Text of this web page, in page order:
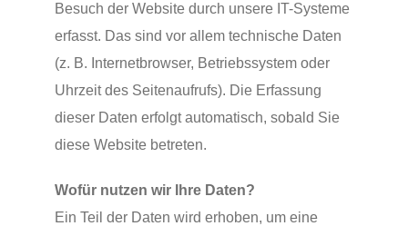
Besuch der Website durch unsere IT-Systeme
erfasst. Das sind vor allem technische Daten
(z. B. Internetbrowser, Betriebssystem oder
Uhrzeit des Seitenaufrufs). Die Erfassung
dieser Daten erfolgt automatisch, sobald Sie
diese Website betreten.
Wofür nutzen wir Ihre Daten?
Ein Teil der Daten wird erhoben, um eine